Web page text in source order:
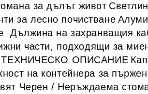
за дълъг живот
за лесно почистване
Дължина на захранващия
части, подходящи за
ТЕХНИЧЕСКО ОПИСАНИЕ
на контейнера за
Черен / Неръждаема